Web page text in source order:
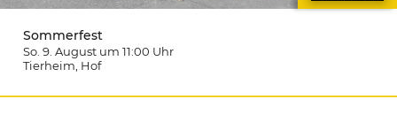
Sommerfest
So. 9. August um 11:00 Uhr
Tierheim , Hof